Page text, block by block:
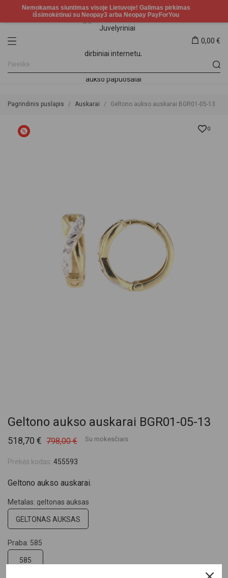
0,00 €
Pagrindinis puslapis Auskarai Geltono aukso auskarai BGR01-05-13
0
Geltono aukso auskarai BGR01-05-13
518,70 € 798,00 € Su mokesčiais
Prekės kodas: 455593
Geltono aukso auskarai.
Metalas: geltonas auksas
GELTONAS AUKSAS
Praba: 585
585